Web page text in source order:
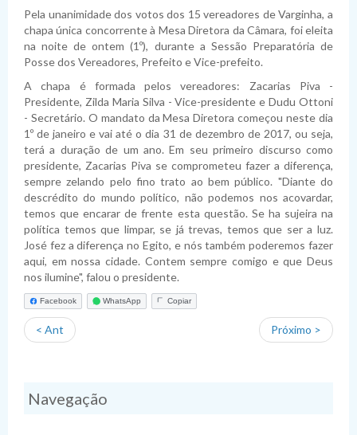
Lista de Terceirizados
Concursos Públicos
Inexigibilidade
Atas de Adesão
Obras
Fornecedores Sancionados
Relatórios da LRF
Execução Extraorçamentária
Plano Anual de Contratações
Plano Estratégico Institucional
Relatório de Gestão e Atividades
Políticas de Gestão e Governança
Lei de Acesso à Informação
Sistema de Informação ao Cidadão - SIC
Perguntas Frequentes
Acessibilidade
Lei Geral de Proteção de Dados Pessoais
Sobre a LGPD
Política de Privacidade
Pela unanimidade dos votos dos 15 vereadores de Varginha, a
chapa única concorrente à Mesa Diretora da Câmara, foi eleita
na noite de ontem (1º), durante a Sessão Preparatória de
Posse dos Vereadores, Prefeito e Vice-prefeito.
A chapa é formada pelos vereadores: Zacarias Piva -
Presidente, Zilda Maria Silva - Vice-presidente e Dudu Ottoni
- Secretário. O mandato da Mesa Diretora começou neste dia
1º de janeiro e vai até o dia 31 de dezembro de 2017, ou seja,
terá a duração de um ano. Em seu primeiro discurso como
presidente, Zacarias Piva se comprometeu fazer a diferença,
sempre zelando pelo fino trato ao bem público. "Diante do
descrédito do mundo político, não podemos nos acovardar,
temos que encarar de frente esta questão. Se ha sujeira na
política temos que limpar, se já trevas, temos que ser a luz.
José fez a diferença no Egito, e nós também poderemos fazer
aqui, em nossa cidade. Contem sempre comigo e que Deus
nos ilumine", falou o presidente.
Facebook WhatsApp Copiar
< Ant Próximo >
Navegação